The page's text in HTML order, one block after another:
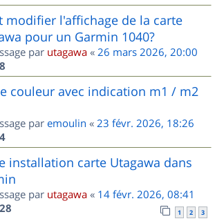
modifier l'affichage de la carte
pour un Garmin 1040?
par utagawa « 26 mars 2026, 20:00
8
couleur avec indication m1 / m2
par emoulin « 23 févr. 2026, 18:26
4
installation carte Utagawa dans
par utagawa « 14 févr. 2026, 08:41
28 1 2 3